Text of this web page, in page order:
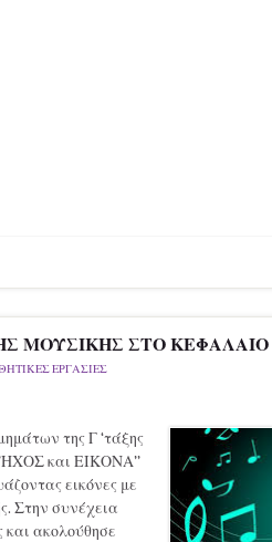
ΜΟΥΣΙΚΗΣ ΣΤΟ ΚΕΦΑΛΑΙΟ
ΕΡΓΑΣΙΕΣ
της Γ ‘τάξης
και ΕΙΚΟΝΑ’’
εικόνες με
Στην συνέχεια
και ακολούθησε